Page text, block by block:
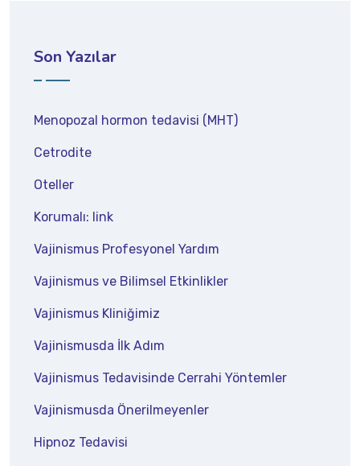
Son Yazılar
Menopozal hormon tedavisi (MHT)
Cetrodite
Oteller
Korumalı: link
Vajinismus Profesyonel Yardım
Vajinismus ve Bilimsel Etkinlikler
Vajinismus Kliniğimiz
Vajinismusda İlk Adım
Vajinismus Tedavisinde Cerrahi Yöntemler
Vajinismusda Önerilmeyenler
Hipnoz Tedavisi